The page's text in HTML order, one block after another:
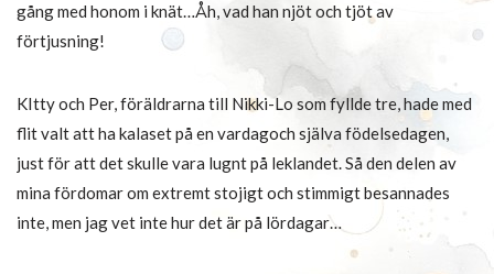
gång med honom i knät…Åh, vad han njöt och tjöt av
förtjusning!
KItty och Per, föräldrarna till Nikki-Lo som fyllde tre, hade med
flit valt att ha kalaset på en vardagoch själva födelsedagen,
just för att det skulle vara lugnt på leklandet. Så den delen av
mina fördomar om extremt stojigt och stimmigt besannades
inte, men jag vet inte hur det är på lördagar…